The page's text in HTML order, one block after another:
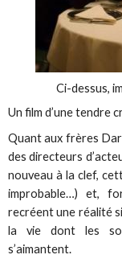
Ci-dessus,
Un film d’une tendre
Quant aux frères
des directeurs
nouveau à la clef,
improbable…) et,
recréent une réalité
la vie dont les
s’aimantent.